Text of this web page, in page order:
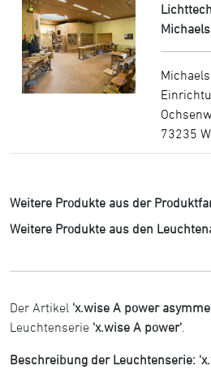
73235
Weitere Produkte aus der
Weitere Produkte aus den
Der Artikel 'x.wise A power
Leuchtenserie 'x.wise A power'
Beschreibung der Leuchtenserie: